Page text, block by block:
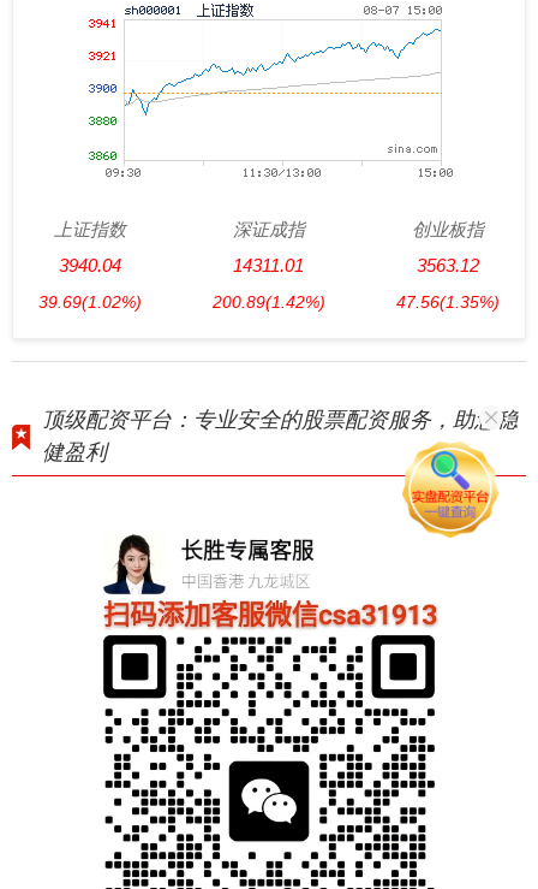
上证指数
3940.04
39.69(1.02%)
深证成指
14311.01
200.89(1.42%)
创业板指
3563.12
47.56(1.35%)
顶级配资平台：专业安全的股票配资服务，助您稳
健盈利